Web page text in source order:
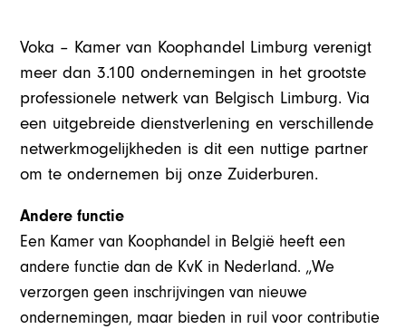
Voka – Kamer van Koophandel Limburg verenigt
meer dan 3.100 ondernemingen in het grootste
professionele netwerk van Belgisch Limburg. Via
een uitgebreide dienstverlening en verschillende
netwerkmogelijkheden is dit een nuttige partner
om te ondernemen bij onze Zuiderburen.
Andere functie
Een Kamer van Koophandel in België heeft een
andere functie dan de KvK in Nederland. „We
verzorgen geen inschrijvingen van nieuwe
ondernemingen, maar bieden in ruil voor contributie